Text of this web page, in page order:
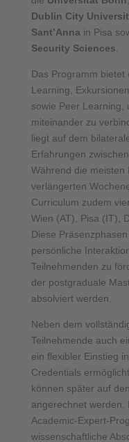
Dublin City
Sant’Anna in Pisa
Security Sciences
Das Programm bietet
Learning,
sowie Peer Learning,
miteinander zu
liegt auf dem
Erfahrungen
Während die meisten
verlängerten
Curriculum zudem
Wien (AT), Pisa (IT),
Diese
persönliche
Teilnehmenden zu
der postgraduale
absolviert werden.
Neben dem
Teilnehmende auch
ein flexibler Einstieg
Credentials
können später auf
angerechnet werden.
Academic-Expert-
wissenschaftliche